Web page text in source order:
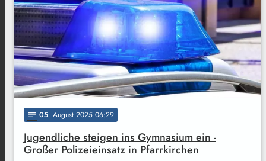
notes 05. August 2025 06:29
Jugendliche steigen ins Gymnasium ein -
Großer Polizeieinsatz in Pfarrkirchen